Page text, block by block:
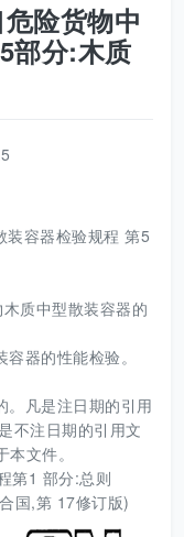
险货物中
部分:木质
容器检验规程 第5
质中型散装容器的
器的性能检验。
。凡是注日期的引用
不注日期的引用文
文件。
第1 部分:总则
国,第 17修订版)